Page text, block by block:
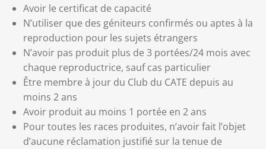
Avoir le certificat de capacité
N’utiliser que des géniteurs confirmés ou aptes à la
reproduction pour les sujets étrangers
N’avoir pas produit plus de 3 portées/24 mois avec
chaque reproductrice, sauf cas particulier
Être membre à jour du Club du CATE depuis au
moins 2 ans
Avoir produit au moins 1 portée en 2 ans
Pour toutes les races produites, n’avoir fait l’objet
d’aucune réclamation justifié sur la tenue de